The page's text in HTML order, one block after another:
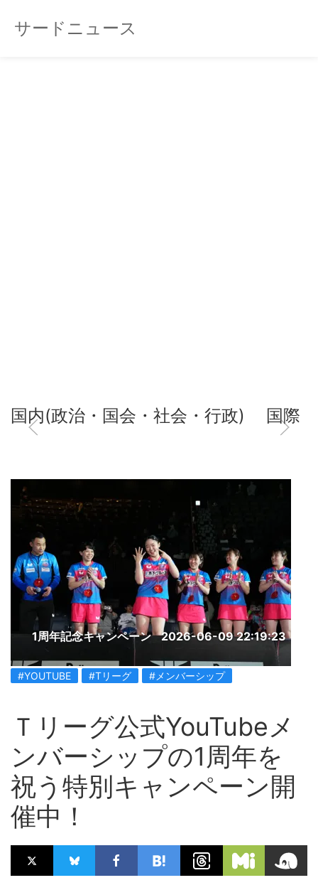
サードニュース
国内(政治・国会・社会・行政) 国際
1周年記念キャンペーン 2026-06-09 22:19:23
#YOUTUBE #Tリーグ #メンバーシップ
Ｔリーグ公式YouTubeメ
ンバーシップの1周年を
祝う特別キャンペーン開
催中！